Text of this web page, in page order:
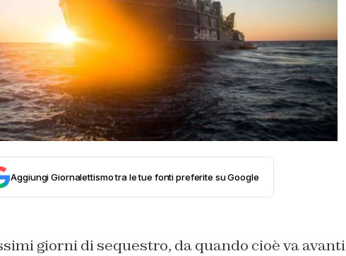
Aggiungi Giornalettismo tra le tue fonti preferite su Google
giorni di sequestro, da quando cioè va avanti